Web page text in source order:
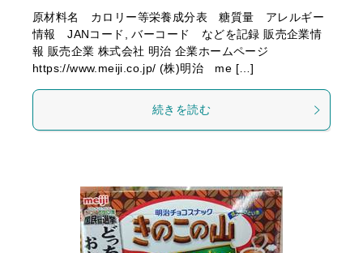
原材料名 カロリー等栄養成分表 糖質量 アレルギー
情報 JANコード, バーコード などを記録 販売企業情
報 販売企業 株式会社 明治 企業ホームページ
https://www.meiji.co.jp/ (株)明治 me […]
続きを読む